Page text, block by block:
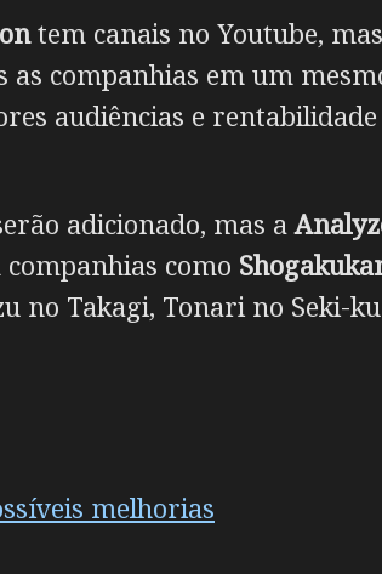
tem canais no Youtube, mas
as companhias em um
audiências e rentabilidade
adicionado, mas a
como
no Takagi, Tonari no Seki-
melhorias